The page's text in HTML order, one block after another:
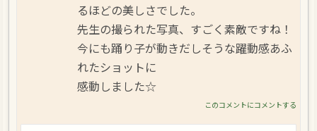
るほどの美しさでした。
先生の撮られた写真、すごく素敵ですね！
今にも踊り子が動きだしそうな躍動感あふ
れたショットに
感動しました☆
このコメントにコメントする